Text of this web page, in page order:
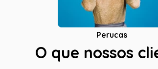
Perucas
O que nossos